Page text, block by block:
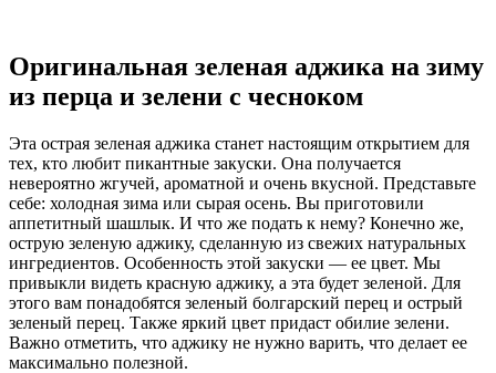
Оригинальная зеленая аджика на зиму
из перца и зелени с чесноком
Эта острая зеленая аджика станет настоящим открытием для
тех, кто любит пикантные закуски. Она получается
невероятно жгучей, ароматной и очень вкусной. Представьте
себе: холодная зима или сырая осень. Вы приготовили
аппетитный шашлык. И что же подать к нему? Конечно же,
острую зеленую аджику, сделанную из свежих натуральных
ингредиентов. Особенность этой закуски — ее цвет. Мы
привыкли видеть красную аджику, а эта будет зеленой. Для
этого вам понадобятся зеленый болгарский перец и острый
зеленый перец. Также яркий цвет придаст обилие зелени.
Важно отметить, что аджику не нужно варить, что делает ее
максимально полезной.